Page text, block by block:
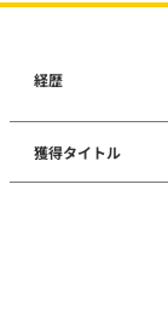
経歴
獲得タイトル